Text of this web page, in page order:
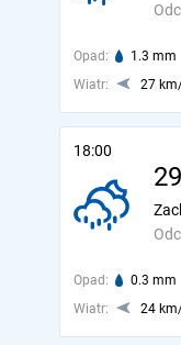
Opad: 1.3 mm
Wiatr:
27
18:00
Opad: 0.3 mm
Wiatr:
24